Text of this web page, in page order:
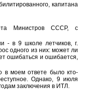
капитана
Министров СССР, с
- в 9 школе летчиков, г.
одного из них: может ли
ошибаться и ошибается,
в моем ответе было кто-
Однако, 9 июля
заключения в ИТЛ.